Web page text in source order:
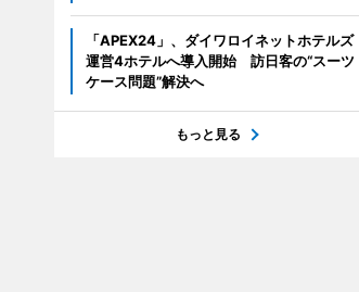
「APEX24」、ダイワロイネットホテルズ
運営4ホテルへ導入開始 訪日客の“スーツ
ケース問題”解決へ
もっと見る